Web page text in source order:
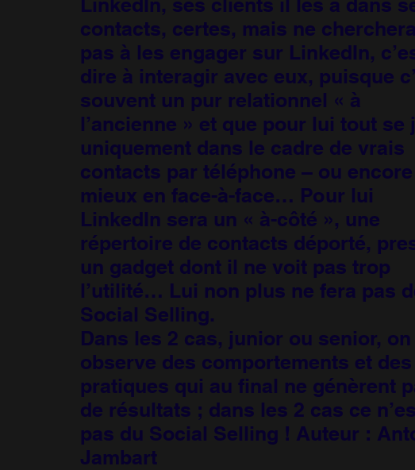
contacts, certes, mais ne cherchera
pas à les engager sur LinkedIn,
dire à interagir avec eux, puisque
souvent un pur relationnel « à
l’ancienne » et que pour lui tout se
uniquement dans le cadre de vrais
contacts par téléphone – ou encore
mieux en face-à-face… Pour lui
LinkedIn sera un « à-côté », une
répertoire de contacts déporté,
un gadget dont il ne voit pas trop
l’utilité… Lui non plus ne fera pas
Social Selling.
Dans les 2 cas, junior ou senior, on
observe des comportements et des
pratiques qui au final ne génèrent
de résultats ; dans les 2 cas ce
pas du Social Selling ! Auteur :
Jambart